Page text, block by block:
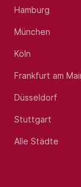
Hamburg
München
Köln
Frankfurt am
Düsseldorf
Stuttgart
Alle Städte